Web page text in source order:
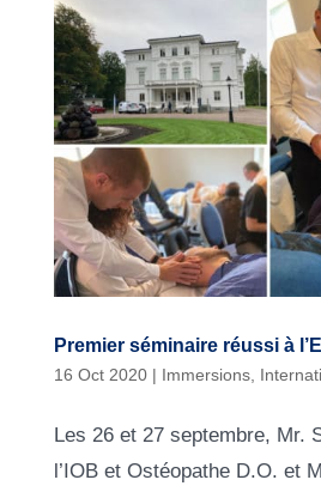
Premier séminaire réussi à
16 Oct 2020| Immersions,
Les 26 et 27 septembre, Mr.
l’IOB et Ostéopathe D.O. et